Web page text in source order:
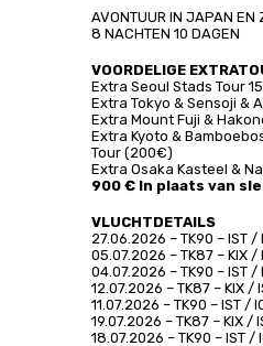
AVONTUUR IN JAPAN EN
8 NACHTEN 10 DAGEN
VOORDELIGE
Extra Seoul Stads Tour
Extra Tokyo & Sensoji &
Extra Mount Fuji &
Extra Kyoto &
Tour (200€)
Extra Osaka Kasteel &
900 € In plaats van
VLUCHTDETAILS
27.06.2026 – TK90 – IST /
05.07.2026 – TK87 – KIX
04.07.2026 – TK90 – IST /
12.07.2026 – TK87 – KIX
11.07.2026 – TK90 – IST /
19.07.2026 – TK87 – KIX /
18.07.2026 – TK90 – IST /